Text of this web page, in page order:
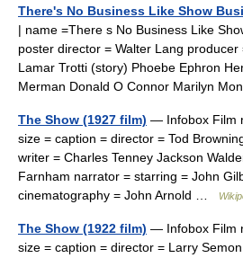
There's No Business Like Show
| name =There s No Business Like
poster director = Walter Lang
Lamar Trotti (story) Phoebe Ephron
Merman Donald O Connor Marilyn
The Show (1927 film) — Infobox Film
size = caption = director = Tod
writer = Charles Tenney Jackson
Farnham narrator = starring = John
cinematography = John Arnold …
The Show (1922 film) — Infobox Film
size = caption = director = Larry